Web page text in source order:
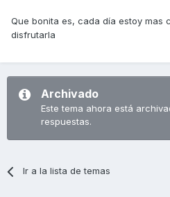
Que bonita es, cada día estoy mas
disfrutarla
Archivado
Este tema ahora está
respuestas.
Ir a la lista de temas